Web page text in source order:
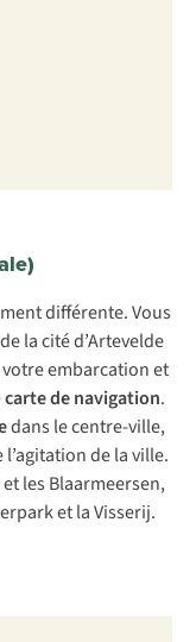
différente. Vous
la cité d’Artevelde
embarcation et
carte de navigation.
dans le centre-ville,
l’agitation de la ville.
les Blaarmeersen,
et la Visserij.